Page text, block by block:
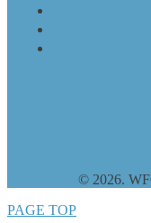
© 2026.
PAGE TOP